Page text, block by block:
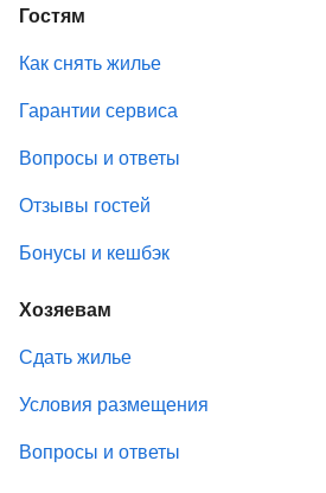
Гостям
Как снять жилье
Гарантии сервиса
Вопросы и ответы
Отзывы гостей
Бонусы и кешбэк
Хозяевам
Сдать жилье
Условия размещения
Вопросы и ответы